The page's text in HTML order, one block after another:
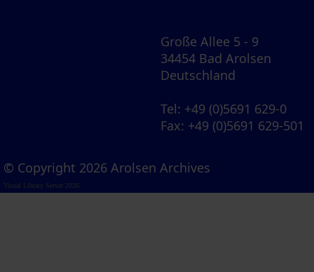
Große Allee 5 - 9
34454 Bad Arolsen
Deutschland
Tel: +49 (0)5691 629-0
Fax: +49 (0)5691 629-501
© Copyright 2026 Arolsen Archives
Visual Library Server 2026